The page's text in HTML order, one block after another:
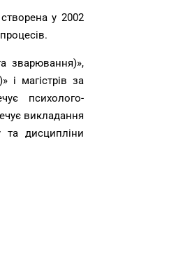
у 2002
зварювання)»,
і магістрів за
психолого-
викладання
та дисципліни